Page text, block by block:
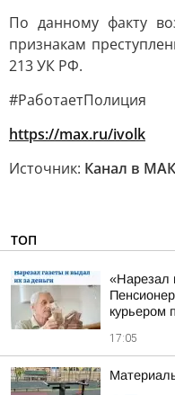
По данному факту
признакам
213 УК РФ.
#РаботаетПолиция
https://max.ru/ivolk
Источник: Канал в
ТОП
«Нарезал
курьером
17:05